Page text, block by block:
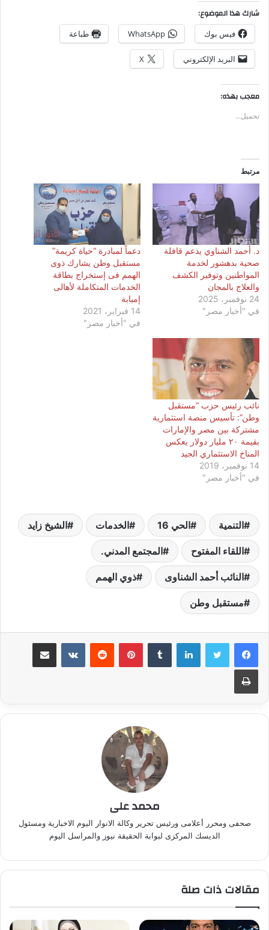
شارك هذا الموضوع:
فيس بوك WhatsApp طباعة
البريد الإلكتروني X
معجب بهذه:
تحميل...
مرتبط
د. أحمد الشناوي يدعم قافلة
صحية بدهشور لخدمة
المواطنين وتوفير الكشف
والعلاج بالمجان
24 نوفمبر، 2025
في "أخبار مصر"
دعماً لمبادرة “حياة كريمة”
مستقبل وطن يشارك ذوى
الهمم فى إستخراج بطاقة
الخدمات المتكاملة لأهالى
إمبابة
14 فبراير، 2021
في "أخبار مصر"
نائب رئيس حزب “مستقبل
وطن”: تأسيس منصة استثمارية
مشتركة بين مصر والإمارات
بقيمة ٢٠ مليار دولار يعكس
المناخ الاستثماري الجيد
14 نوفمبر، 2019
في "أخبار مصر"
التنمية الحي 16 الخدمات الشيخ زايد
اللقاء المفتوح المجتمع المدني.
النائب أحمد الشناوى ذوي الهمم
مستقبل وطن
لينكدإن بينتيريست مشاركة عبر البريد
طباعة
محمد على
صحفى ومحرر أعلامى ورئيس تحرير وكالة الانوار اليوم الاخبارية ومسئول
الديسك المركزى لبوابة الحقيقة نيوز والمراسل اليوم
مقالات ذات صلة